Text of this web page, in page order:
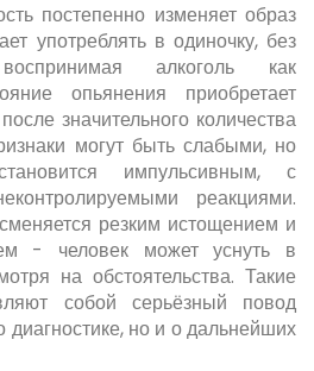
постепенно изменяет образ
употреблять в одиночку, без
алкоголь как
опьянения приобретает
значительного количества
могут быть слабыми, но
импульсивным, с
реакциями.
резким истощением и
- человек может уснуть в
на обстоятельства. Такие
собой серьёзный повод
диагностике, но и о дальнейших